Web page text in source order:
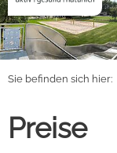
Sie befinden sich hier:
Preise